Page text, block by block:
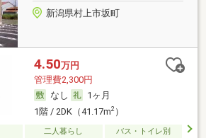
新潟県村上市坂町
4.50万円
管理費2,300円
なし
1ヶ月
1階 / 2DK（41.17m2）
二人暮らし
バス・トイレ別